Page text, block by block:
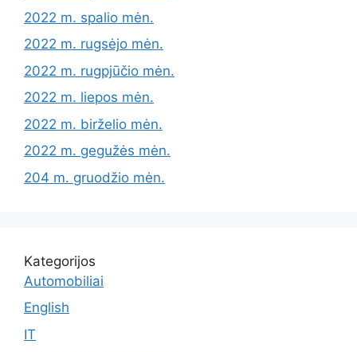
2022 m. spalio mėn.
2022 m. rugsėjo mėn.
2022 m. rugpjūčio mėn.
2022 m. liepos mėn.
2022 m. birželio mėn.
2022 m. gegužės mėn.
204 m. gruodžio mėn.
Kategorijos
Automobiliai
English
IT